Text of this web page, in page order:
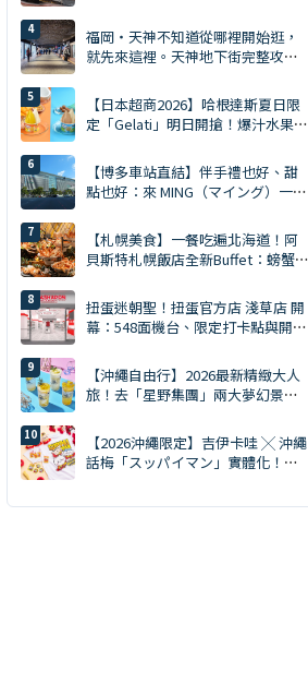
福岡・天神不知道從哪裡開始逛，
就先來這裡。天神地下街完整攻略
【日本超商2026】哈根達斯夏日限
定「Gelati」明日開搶！爆汁水果、
【博多車站直結】伴手禮也好、甜
點也好：來 MING（マイング）一次
（2026年版）
【札幌美食】一餐吃遍北海道！阿
貝斯特札幌飯店全新Buffet：螃蟹
湯咖哩
扭蛋迷朝聖！扭蛋官方店 淺草店 開
幕：548面機台、限定打卡點與開幕
【沖繩自由行】2026最新精緻大人
旅！去「星野集團」兩大夢幻景點
微醺提案
【2026沖繩限定】吉伊卡哇 ╳ 沖繩
話梅「スッパイマン」實體化！黃